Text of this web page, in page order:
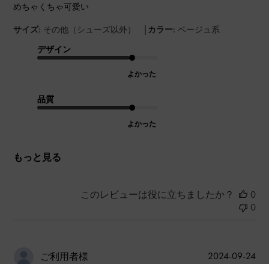
めちゃくちゃ可愛い
サイズ: その他（シューズ以外） | カラー: ベージュ系
デザイン
よかった
品質
よかった
もっと見る
このレビューは役に立ちましたか？
0
0
ご利用者様
公
2024-09-24